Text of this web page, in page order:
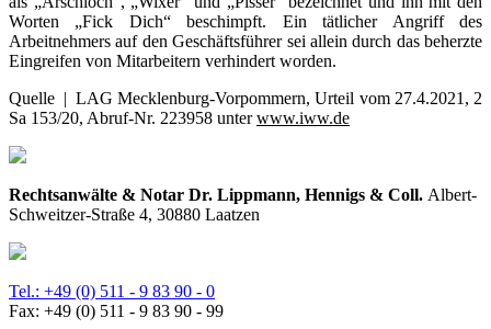
Worten „Fick Dich“ beschimpft. Ein tätlicher Angriff des
Arbeitnehmers auf den Geschäftsführer sei allein durch das beherzte
Eingreifen von Mitarbeitern verhindert worden.
Quelle | LAG Mecklenburg-Vorpommern, Urteil vom 27.4.2021, 2
Sa 153/20, Abruf-Nr. 223958 unterwww.iww.de
Rechtsanwälte & Notar Dr. Lippmann, Hennigs & Coll. Albert-
Schweitzer-Straße 4, 30880 Laatzen
Tel.: +49 (0) 511 - 9 83 90 - 0
Fax: +49 (0) 511 - 9 83 90 - 99